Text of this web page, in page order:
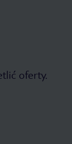
oferty.